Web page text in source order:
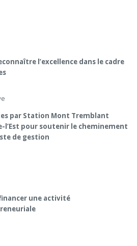
l’excellence dans le cadre
par Station Mont Tremblant
l’Est pour soutenir le cheminement
de gestion
une activité